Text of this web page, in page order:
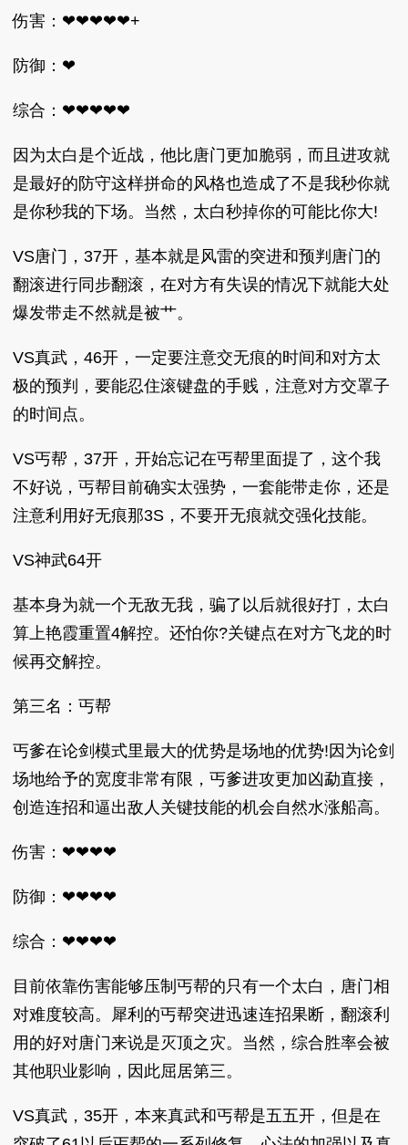
伤害：❤❤❤❤❤+
防御：❤
综合：❤❤❤❤❤
因为太白是个近战，他比唐门更加脆弱，而且进攻就
是最好的防守这样拼命的风格也造成了不是我秒你就
是你秒我的下场。当然，太白秒掉你的可能比你大!
VS唐门，37开，基本就是风雷的突进和预判唐门的
翻滚进行同步翻滚，在对方有失误的情况下就能大处
爆发带走不然就是被艹。
VS真武，46开，一定要注意交无痕的时间和对方太
极的预判，要能忍住滚键盘的手贱，注意对方交罩子
的时间点。
VS丐帮，37开，开始忘记在丐帮里面提了，这个我
不好说，丐帮目前确实太强势，一套能带走你，还是
注意利用好无痕那3S，不要开无痕就交强化技能。
VS神武64开
基本身为就一个无敌无我，骗了以后就很好打，太白
算上艳霞重置4解控。还怕你?关键点在对方飞龙的时
候再交解控。
第三名：丐帮
丐爹在论剑模式里最大的优势是场地的优势!因为论剑
场地给予的宽度非常有限，丐爹进攻更加凶勐直接，
创造连招和逼出敌人关键技能的机会自然水涨船高。
伤害：❤❤❤❤
防御：❤❤❤❤
综合：❤❤❤❤
目前依靠伤害能够压制丐帮的只有一个太白，唐门相
对难度较高。犀利的丐帮突进迅速连招果断，翻滚利
用的好对唐门来说是灭顶之灾。当然，综合胜率会被
其他职业影响，因此屈居第三。
VS真武，35开，本来真武和丐帮是五五开，但是在